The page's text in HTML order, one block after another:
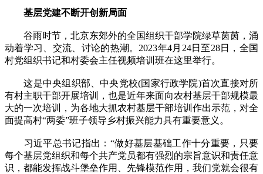
基层党建不断开创新局面
谷雨时节，北京东郊外的全国组织干部学院绿草茵茵，涌
动着学习、交流、讨论的热潮。2023年4月24日至28日，全国
村党组织书记和村委会主任视频培训班在这里举行。
这是中央组织部、中央党校(国家行政学院)首次直接对所
有村主职干部开展培训，也是近年来面向农村基层干部规模最
大的一次培训，为各地大抓农村基层干部培训作出示范，对全
面提高村“两委”班子领导乡村振兴能力具有重要意义。
习近平总书记指出：“做好基层基础工作十分重要，只要
每个基层党组织和每个共产党员都有强烈的宗旨意识和责任意
识，都能发挥战斗堡垒作用、先锋模范作用，我们党就会很有